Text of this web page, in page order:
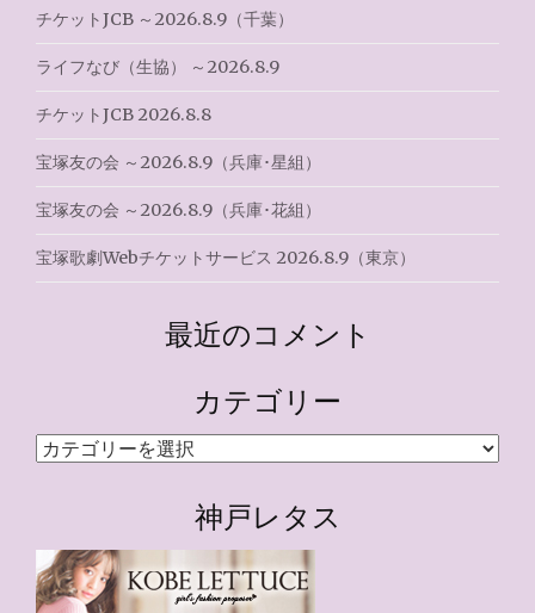
チケットJCB ～2026.8.9（千葉）
ライフなび（生協） ～2026.8.9
チケットJCB 2026.8.8
宝塚友の会 ～2026.8.9（兵庫･星組）
宝塚友の会 ～2026.8.9（兵庫･花組）
宝塚歌劇Webチケットサービス 2026.8.9（東京）
最近のコメント
カテゴリー
カ
ー
神戸レタス